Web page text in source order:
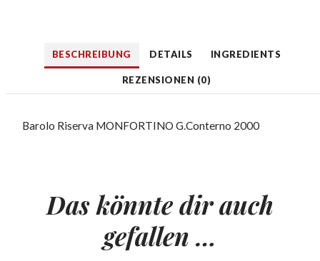
BESCHREIBUNG DETAILS INGREDIENTS
REZENSIONEN (0)
Barolo Riserva MONFORTINO G.Conterno 2000
Das könnte dir auch
gefallen …